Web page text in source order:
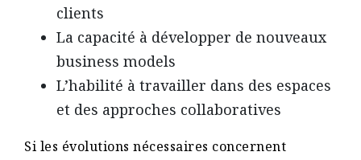
clients
La capacité à développer de nouveaux
business models
L’habilité à travailler dans des espaces
et des approches collaboratives
Si les évolutions nécessaires concernent